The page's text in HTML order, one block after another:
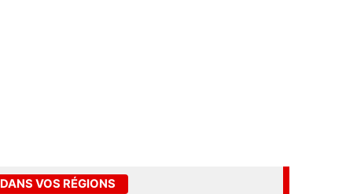
DANS VOS RÉGIONS